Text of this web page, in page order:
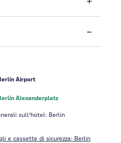
Airport
Alexanderplatz
sull'hotel: Berlin
e cassette di sicurezza: Berlin